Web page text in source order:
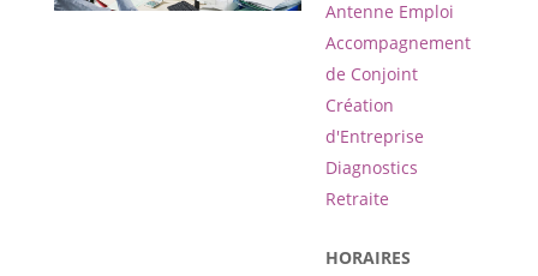
Antenne Emploi
Accompagnement
de Conjoint
Création
d'Entreprise
Diagnostics
Retraite
HORAIRES